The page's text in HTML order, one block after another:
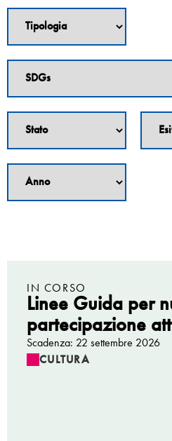
IN CORSO
Linee Guida per
partecipazione
Scadenza: 22 settembre 2026
CULTURA